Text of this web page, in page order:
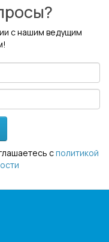
с нашим ведущим
сполитикой